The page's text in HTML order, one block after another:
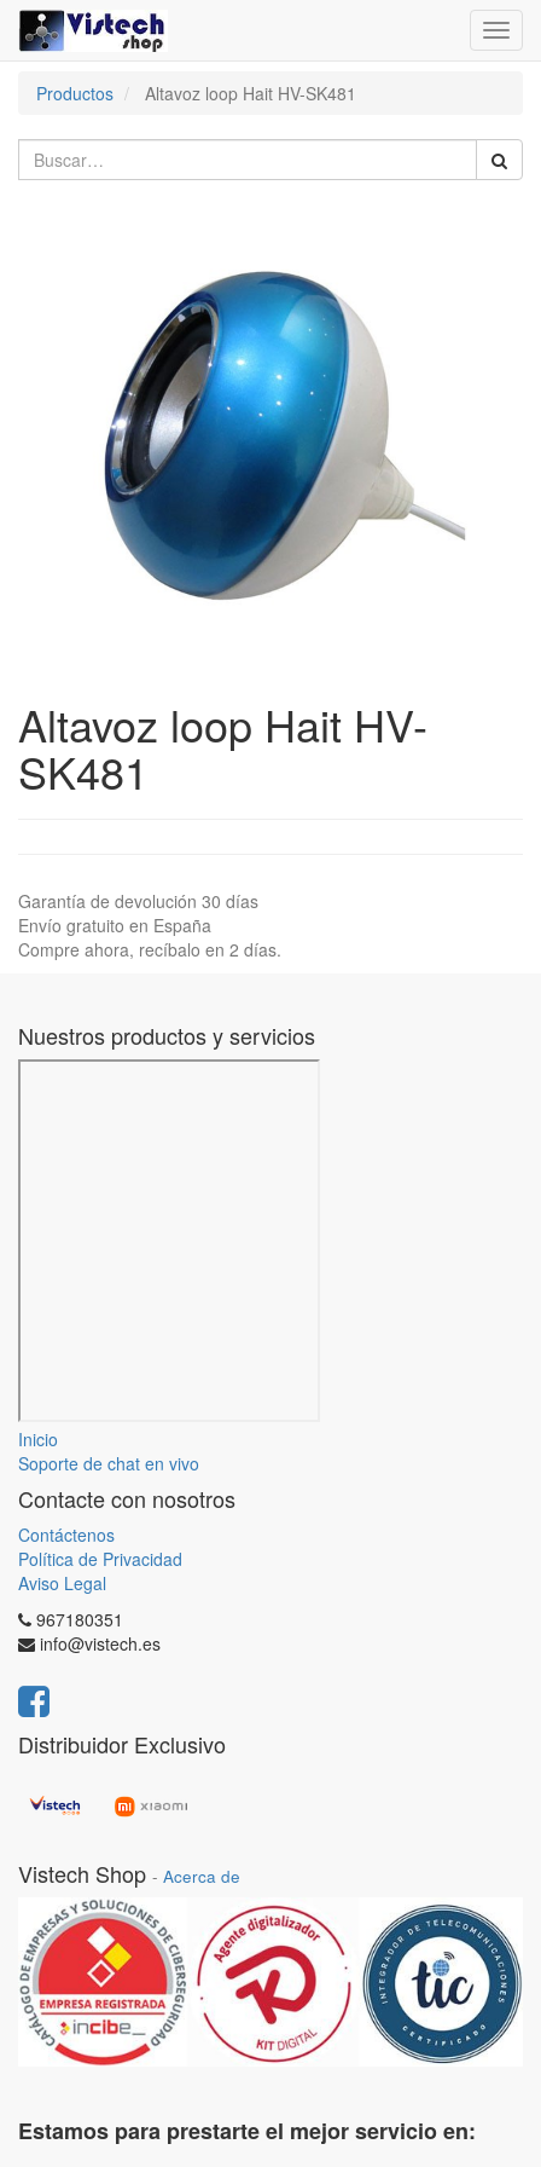
Productos
Altavoz loop Hait HV-SK481
Altavoz loop Hait HV-
SK481
Garantía de devolución 30 días
Envío gratuito en España
Compre ahora, recíbalo en 2 días.
Nuestros productos y servicios
Inicio
Soporte de chat en vivo
Contacte con nosotros
Contáctenos
Política de Privacidad
Aviso Legal
967180351
info@vistech.es
Distribuidor Exclusivo
Vistech Shop - Acerca de
Estamos para prestarte el mejor servicio en: